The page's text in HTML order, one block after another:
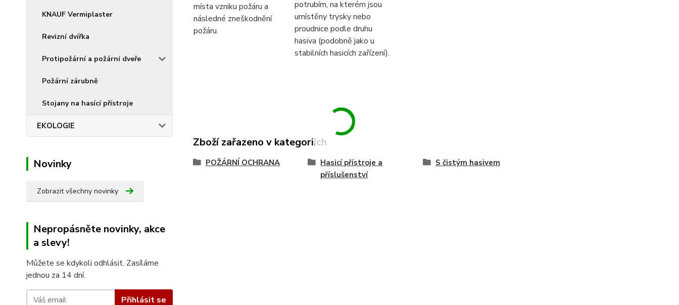
KNAUF Vermiplaster
Revizní dvířka
Protipožární a požární dveře
Požární zárubně
Stojany na hasící přístroje
EKOLOGIE
Novinky
Zobrazit všechny novinky
Nepropásněte novinky, akce
a slevy!
Můžete se kdykoli odhlásit. Zasíláme
jednou za 14 dní.
Přihlásit se
místa vzniku požáru a
následné zneškodnění
požáru.
potrubím, na kterém jsou
umístěny trysky nebo
proudnice podle druhu
hasiva (podobně jako u
stabilních hasicích zařízení).
Zboží zařazeno v kategoriích
POŽÁRNÍ OCHRANA
Hasicí přístroje a
příslušenství
S čistým hasivem